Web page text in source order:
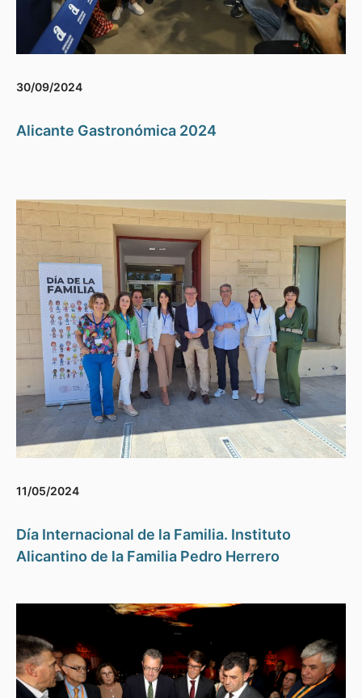
30/09/2024
Alicante Gastronómica 2024
11/05/2024
Día Internacional de la Familia. Instituto
Alicantino de la Familia Pedro Herrero